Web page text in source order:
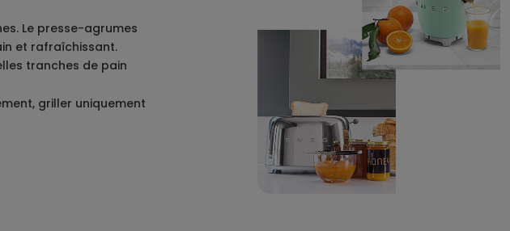
Le presse-agrumes
et rafraîchissant.
tranches de pain
griller uniquement